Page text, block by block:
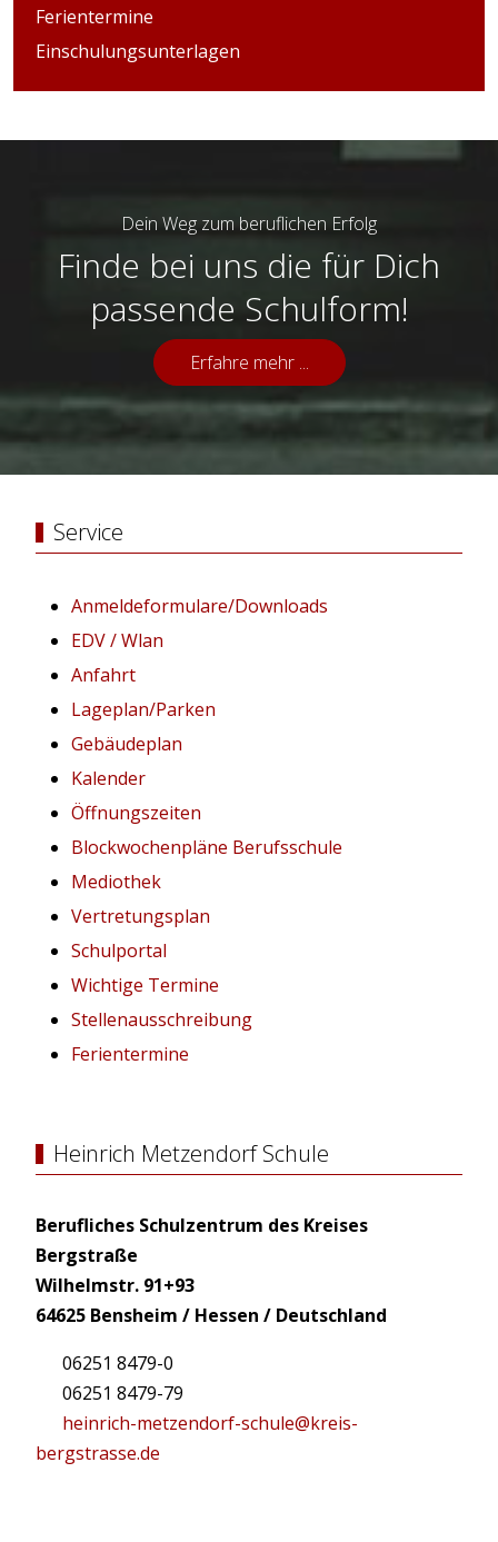
Ferientermine
Einschulungsunterlagen
Dein Weg zum beruflichen Erfolg
Finde bei uns die für Dich
passende Schulform!
Erfahre mehr ...
Service
Anmeldeformulare/Downloads
EDV / Wlan
Anfahrt
Lageplan/Parken
Gebäudeplan
Kalender
Öffnungszeiten
Blockwochenpläne Berufsschule
Mediothek
Vertretungsplan
Schulportal
Wichtige Termine
Stellenausschreibung
Ferientermine
Heinrich Metzendorf Schule
Berufliches Schulzentrum des Kreises
Bergstraße
Wilhelmstr. 91+93
64625 Bensheim / Hessen / Deutschland
06251 8479-0
06251 8479-79
heinrich-metzendorf-schule@kreis-
bergstrasse.de